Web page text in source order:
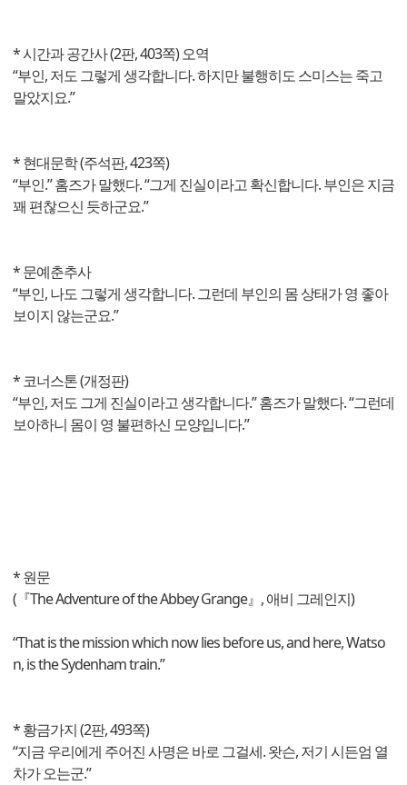
* 시간과 공간사 (2판, 403쪽) 오역
“부인, 저도 그렇게 생각합니다. 하지만 불행히도 스미스는 죽고
말았지요.”
* 현대문학 (주석판, 423쪽)
“부인.” 홈즈가 말했다. “그게 진실이라고 확신합니다. 부인은 지금
꽤 편찮으신 듯하군요.”
* 문예춘추사
“부인, 나도 그렇게 생각합니다. 그런데 부인의 몸 상태가 영 좋아
보이지 않는군요.”
* 코너스톤 (개정판)
“부인, 저도 그게 진실이라고 생각합니다.” 홈즈가 말했다. “그런데
보아하니 몸이 영 불편하신 모양입니다.”
* 원문
(『The Adventure of the Abbey Grange』, 애비 그레인지)
“That is the mission which now lies before us, and here, Watso
n, is the Sydenham train.”
* 황금가지 (2판, 493쪽)
“지금 우리에게 주어진 사명은 바로 그걸세. 왓슨, 저기 시든엄 열
차가 오는군.”